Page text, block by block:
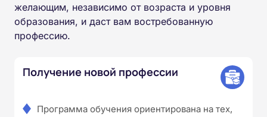
желающим, независимо от возраста и уровня
образования, и даст вам востребованную
профессию.
Получение новой профессии
Программа обучения ориентирована на тех,